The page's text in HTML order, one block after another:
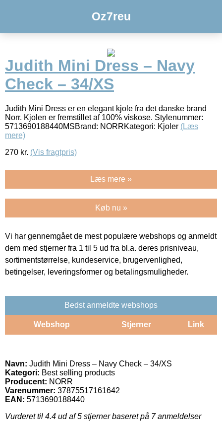
Oz7reu
Judith Mini Dress – Navy
Check – 34/XS
Judith Mini Dress er en elegant kjole fra det danske brand
Norr. Kjolen er fremstillet af 100% viskose. Stylenummer:
5713690188440MSBrand: NORRKategori: Kjoler (Læs
mere)
270 kr. (Vis fragtpris)
Læs mere »
Køb nu »
Vi har gennemgået de mest populære webshops og anmeldt
dem med stjerner fra 1 til 5 ud fra bl.a. deres prisniveau,
sortimentstørrelse, kundeservice, brugervenlighed,
betingelser, leveringsformer og betalingsmuligheder.
Bedst anmeldte webshops
Webshop Stjerner Link
Navn: Judith Mini Dress – Navy Check – 34/XS
Kategori: Best selling products
Producent: NORR
Varenummer: 37875517161642
EAN: 5713690188440
Vurderet til 4.4 ud af 5 stjerner baseret på 7anmeldelser